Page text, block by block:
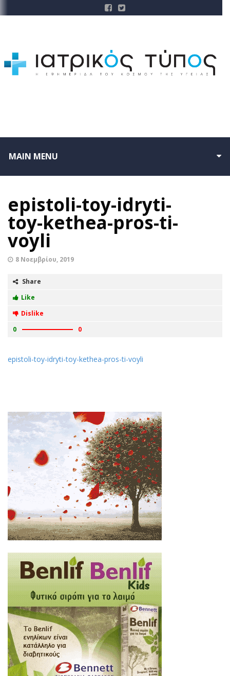
MAIN MENU
epistoli-toy-idryti-
toy-kethea-pros-ti-
voyli
8 Νοεμβρίου, 2019
Share
Like
Dislike
0
0
epistoli-toy-idryti-toy-kethea-pros-ti-voyli